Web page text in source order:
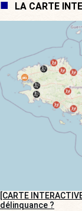
LA CARTE
[CARTE
délinquance ?